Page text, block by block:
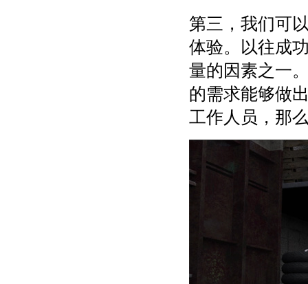
第三，我们可
体验。以往成
量的因素之一
的需求能够做
工作人员，那